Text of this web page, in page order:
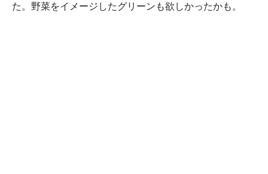
た。野菜をイメージしたグリーンも欲しかったかも。